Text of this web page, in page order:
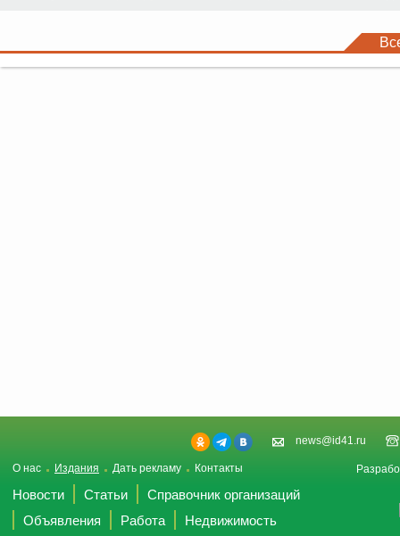
news@id41.ru
О нас Издания Дать рекламу Контакты
Новости Статьи
Справочник организаций
Объявления
Работа Недвижимость